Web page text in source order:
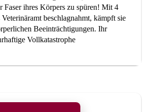
Faser ihres Körpers zu spüren! Mit 4
beschlagnahmt, kämpft sie
Beeinträchtigungen. Ihr
Vollkatastrophe